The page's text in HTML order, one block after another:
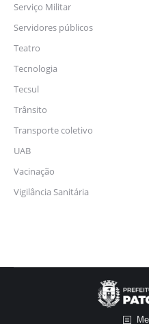
Serviço Militar
Servidores públicos
Teatro
Tecnologia
Tecsul
Trânsito
Transporte coletivo
UAB
Vacinação
Vigilância Sanitária